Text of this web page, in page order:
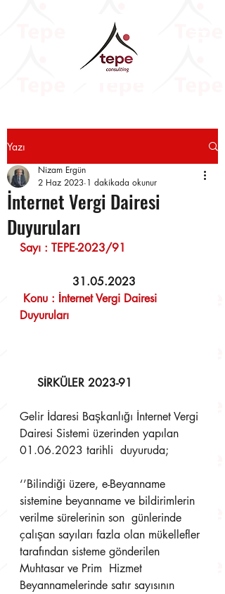
Yazı
İnternet Vergi Dairesi
Duyuruları
Nizam Ergün
2 Haz 2023 1 dakikada okunur
Sayı : TEPE-2023/91
31.05.2023
Duyuruları
SİRKÜLER 2023-91
Gelir İdaresi Başkanlığı İnternet Vergi
Dairesi Sistemi üzerinden yapılan
01.06.2023 tarihli  duyuruda;
‘’Bilindiği üzere, e-Beyanname
sistemine beyanname ve bildirimlerin
verilme sürelerinin son  günlerinde
çalışan sayıları fazla olan mükellefler
tarafından sisteme gönderilen
Muhtasar ve Prim  Hizmet
Beyannamelerinde satır sayısının